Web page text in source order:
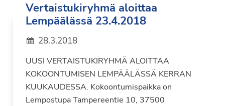
Vertaistukiryhmä aloittaa
Lempäälässä 23.4.2018
28.3.2018
UUSI VERTAISTUKIRYHMÄ ALOITTAA
KOKOONTUMISEN LEMPÄÄLÄSSÄ KERRAN
KUUKAUDESSA. Kokoontumispaikka on
Lempostupa Tampereentie 10, 37500